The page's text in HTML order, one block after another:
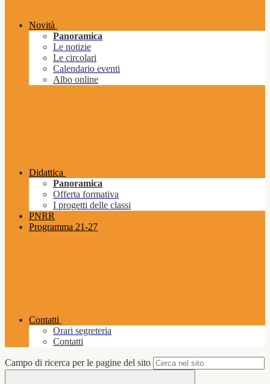
Novità
Panoramica
Le notizie
Le circolari
Calendario eventi
Albo online
Didattica
Panoramica
Offerta formativa
I progetti delle classi
PNRR
Programma 21-27
Contatti
Orari segreteria
Contatti
Campo di ricerca per le pagine del sito